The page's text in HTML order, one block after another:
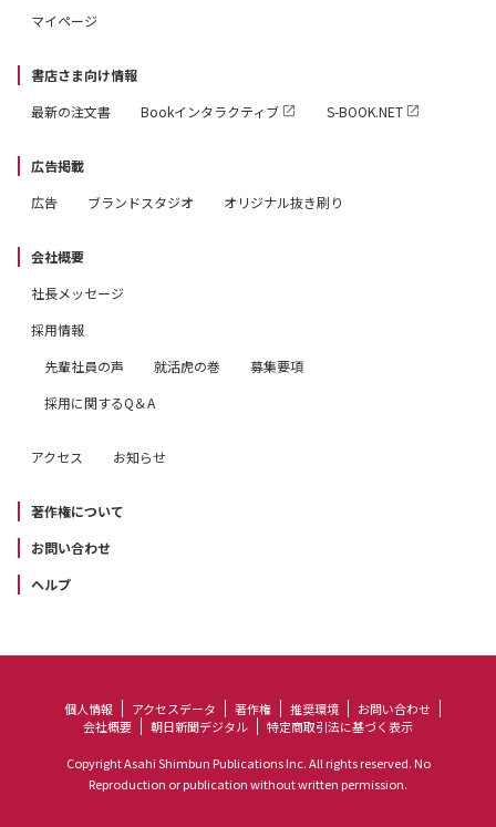
マイページ
書店さま向け情報
最新の注文書
Bookインタラクティブ S-BOOK.NET
広告掲載
広告
ブランドスタジオ オリジナル抜き刷り
会社概要
社長メッセージ
採用情報
先輩社員の声
就活虎の巻
募集要項
採用に関するQ＆A
アクセス お知らせ
著作権について
お問い合わせ
ヘルプ
個人情報 アクセスデータ 著作権 推奨環境
お問い合わせ
会社概要
朝日新聞デジタル 特定商取引法に基づく表示
Copyright Asahi Shimbun Publications Inc. All rights reserved. No
Reproduction or publication without written permission.